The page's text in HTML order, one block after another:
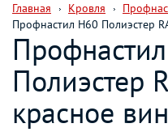
Главная Кровля
Профнастил Н60 Полиэстер
Полиэстер
красное